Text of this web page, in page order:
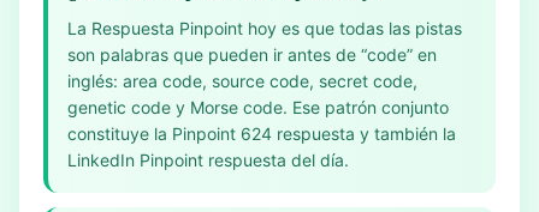
La Respuesta Pinpoint hoy es que todas las pistas
son palabras que pueden ir antes de “code” en
inglés: area code, source code, secret code,
genetic code y Morse code. Ese patrón conjunto
constituye la Pinpoint 624 respuesta y también la
LinkedIn Pinpoint respuesta del día.